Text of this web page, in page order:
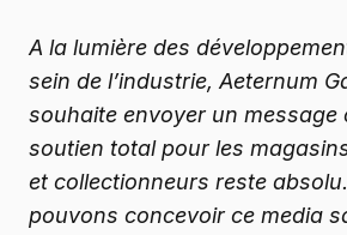
A la lumière des
sein de l’industrie, Aeternum
souhaite envoyer un message
soutien total pour les
et collectionneurs reste
pouvons concevoir ce media